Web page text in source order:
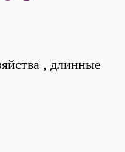
, длинные